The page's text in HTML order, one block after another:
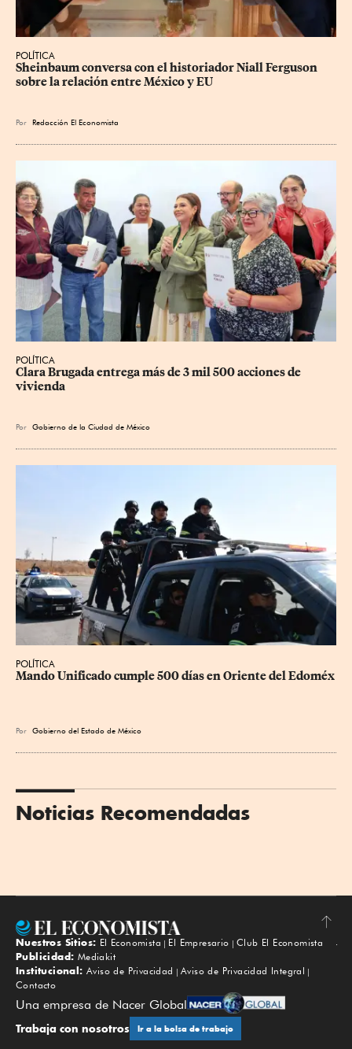
POLÍTICA
Sheinbaum conversa con el historiador Niall Ferguson
sobre la relación entre México y EU
Por Redacción El Economista
POLÍTICA
Clara Brugada entrega más de 3 mil 500 acciones de
vivienda
Por Gobierno de la Ciudad de México
POLÍTICA
Mando Unificado cumple 500 días en Oriente del Edoméx
Por Gobierno del Estado de México
Noticias Recomendadas
Subir
Nuestros Sitios: El Economista El Empresario
Club El Economista
Publicidad: Mediakit
Institucional: Aviso de Privacidad
Aviso de Privacidad Integral
Contacto
Una empresa de Nacer Global
Trabaja con nosotros Ir a la bolsa de trabajo